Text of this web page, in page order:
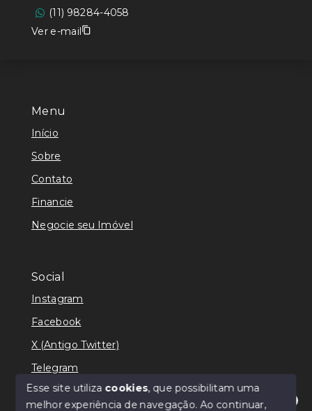
Menu
Início
Sobre
Contato
Financie
Negocie seu Imóvel
Social
Instagram
Facebook
X (Antigo Twitter)
Telegram
(11) 98284-4058
Ver e-mail
Esse site utiliza cookies, que possibilitam uma
melhor experiência de navegação.Ao continuar,